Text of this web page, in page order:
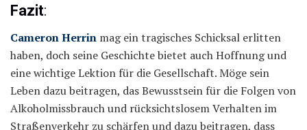
Fazit:
Cameron Herrin mag ein tragisches Schicksal erlitten
haben, doch seine Geschichte bietet auch Hoffnung und
eine wichtige Lektion für die Gesellschaft. Möge sein
Leben dazu beitragen, das Bewusstsein für die Folgen von
Alkoholmissbrauch und rücksichtslosem Verhalten im
Straßenverkehr zu schärfen und dazu beitragen, dass